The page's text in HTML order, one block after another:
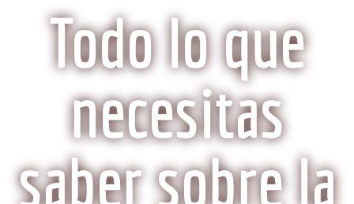
Todo lo que
necesitas
saber sobre la